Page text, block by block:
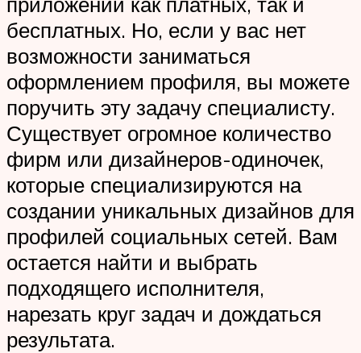
бесплатных. Но, если у вас нет
возможности заниматься
оформлением профиля, вы можете
поручить эту задачу специалисту.
Существует огромное количество
фирм или дизайнеров-одиночек,
которые специализируются на
создании уникальных дизайнов для
профилей социальных сетей. Вам
остается найти и выбрать
подходящего исполнителя,
нарезать круг задач и дождаться
результата.